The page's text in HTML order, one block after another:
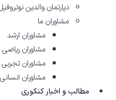
دپارتمان والدین نوتروفیل
مشاوران ما
مشاوران ارشد
مشاوران ریاضی
مشاوران تجربی
مشاوران انسانی
مطالب و اخبار کنکوری